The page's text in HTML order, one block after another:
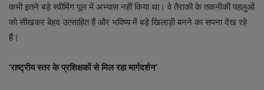
कभी इतने बड़े स्वीमिंग पूल में अभ्यास नहीं किया था। वे तैराकी के तकनीकी पहलुओं
को सीखकर बेहद उत्साहित हैं और भविष्य में बड़े खिलाड़ी बनने का सपना देख रहे
हैं।
’राष्ट्रीय स्तर के प्रशिक्षकों से मिल रहा मार्गदर्शन’